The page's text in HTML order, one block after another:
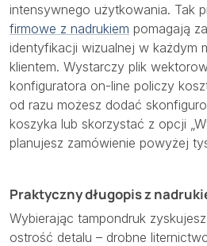
intensywnego użytkowania. Tak
firmowe z nadrukiem pomagają
identyfikacji wizualnej w każdym
klientem. Wystarczy plik
konfiguratora on-line policzy
od razu możesz dodać
koszyka lub skorzystać z opcji
planujesz zamówienie powyżej
Praktyczny długopis z
Wybierając tampondruk
ostrość detalu – drobne